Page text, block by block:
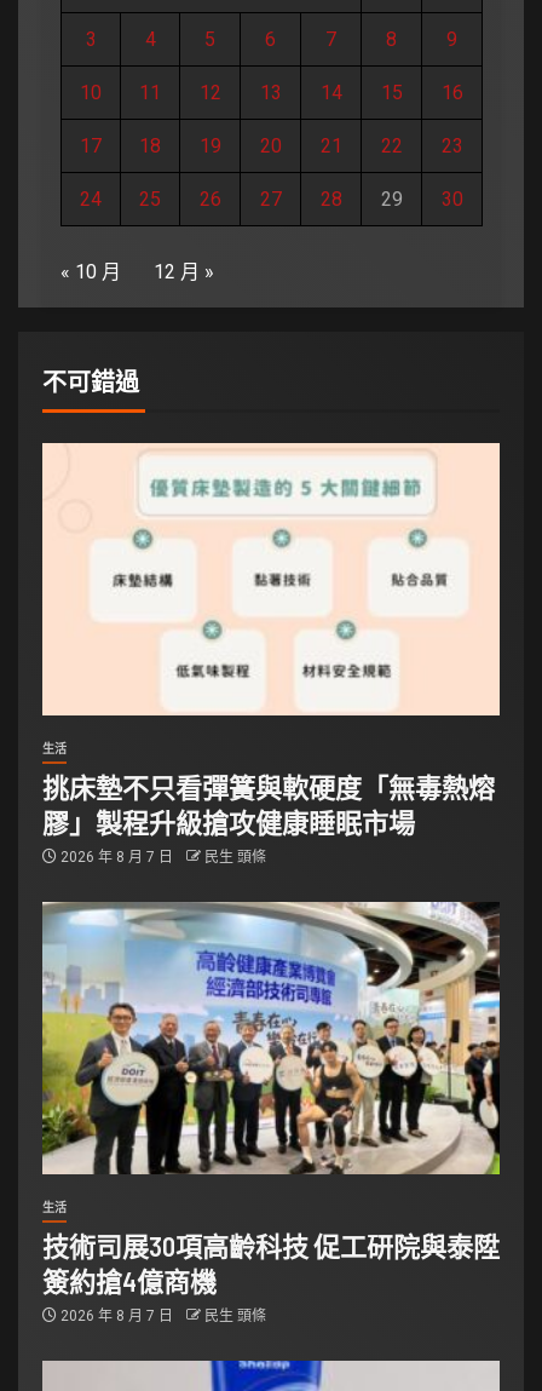
3 4 5 6 7 8 9
10 11 12 13 14 15 16
17 18 19 20 21 22 23
24 25 26 27 28 29 30
« 10 月 12 月 »
不可錯過
生活
挑床墊不只看彈簧與軟硬度「無毒熱熔
膠」製程升級搶攻健康睡眠市場
2026 年 8 月 7 日 民生 頭條
生活
技術司展30項高齡科技 促工研院與泰陞
簽約搶4億商機
2026 年 8 月 7 日 民生 頭條